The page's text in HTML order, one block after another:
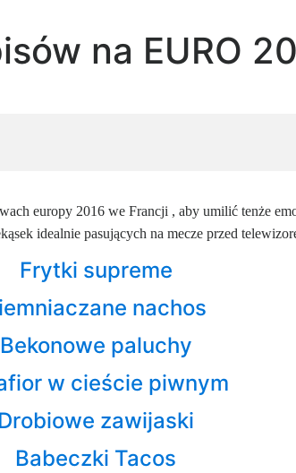
na EURO
europy 2016 we Francji , aby umilić tenże
idealnie pasujących na mecze przed
Frytki supreme
nachos
Bekonowe paluchy
w cieście piwnym
Drobiowe zawijaski
Babeczki Tacos